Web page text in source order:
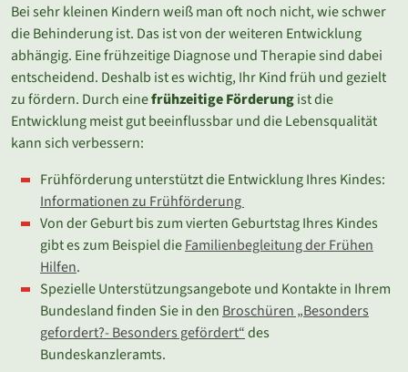
Bei sehr kleinen Kindern weiß man oft noch nicht, wie schwer
die Behinderung ist. Das ist von der weiteren Entwicklung
abhängig. Eine frühzeitige Diagnose und Therapie sind dabei
entscheidend. Deshalb ist es wichtig, Ihr Kind früh und gezielt
zu fördern. Durch einefrühzeitige Förderungist die
Entwicklung meist gut beeinflussbar und die Lebensqualität
kann sich verbessern:
Frühförderung unterstützt die Entwicklung Ihres Kindes:
Informationen zu Frühförderung
Von der Geburt bis zum vierten Geburtstag Ihres Kindes
gibt es zum Beispiel dieFamilienbegleitung der Frühen
Hilfen.
Spezielle Unterstützungsangebote und Kontakte in Ihrem
Bundesland finden Sie in den Broschüren „Besonders
gefordert?- Besonders gefördert“des
Bundeskanzleramts.